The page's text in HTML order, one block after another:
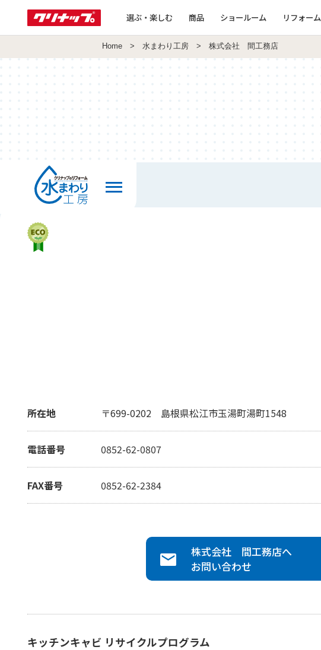
選ぶ・楽しむ 商品 ショールーム リフォーム
Home > 水まわり工房 > 株式会社 間工務店
所在地 〒699-0202 島根県松江市玉湯町湯町1548
電話番号 0852-62-0807
FAX番号 0852-62-2384
株式会社 間工務店へ
お問い合わせ
キッチンキャビ リサイクルプログラム